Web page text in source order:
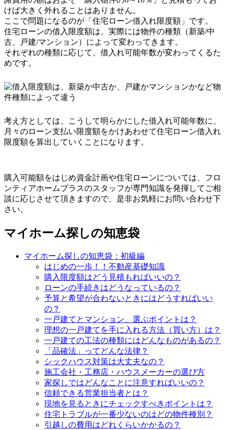
けば大きく外れることはありません。
ここで問題になるのが「住宅ローン借入れ限度額」です。
住宅ローンの借入限度額は、実際には物件の種類（新築/中
古、戸建/マンション）によって変わってきます。
それぞれの種類に応じて、借入れ可能年数が変わってくるた
めです。
考え方としては、こうして明らかにした借入れ可能年数に、
月々のローン支払い限度額をかけあわせて住宅ローン借入れ
限度額を算出していくことになります。
購入可能額をはじめ資金計画や住宅ローンについては、フロ
ンティアホームプラスのスタッフが専門知識を発揮してご相
談に応じさせて頂きますので、是非お気軽にお問い合わせ下
さい。
マイホーム探しの知恵袋
マイホーム探しの知恵袋：初級編
はじめの一歩！！不動産基礎知識
購入限度額はどう見積もればいいの？
ローンの手続きはどうなっているの？
予算と希望が合わないときにはどうすればいい
の？
一戸建てとマンション、選ぶポイントは？
理想の一戸建てを手に入れる方法（買い方）は？
一戸建ての工法の種類にはどんなものがあるの？
「品確法」ってどんな法律？
シックハウス対策は大丈夫なの？
施工会社・工務店・ハウスメーカーの選び方
家探しではどんなことに注意すればいいの？
信頼できる営業担当者とは？
現地を見るときにチェックすべきポイントは？
住宅トラブルが一番少ないのはどの物件種別？
引越しの費用はどれくらいかかるの？